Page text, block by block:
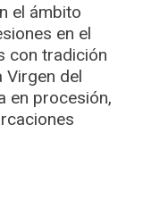
el ámbito
en el
con tradición
Virgen del
en procesión,